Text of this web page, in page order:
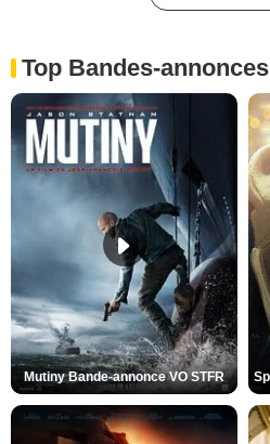
Top Bandes-annonces
Mutiny Bande-annonce VO STFR